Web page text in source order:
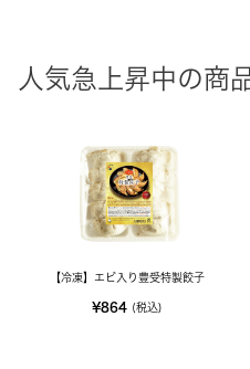
人気急上昇中の商
【冷凍】エビ入り豊受特製餃子
¥864 (税込)